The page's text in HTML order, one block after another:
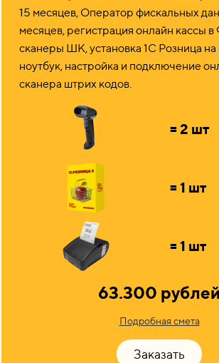
15 месяцев, Оператор фискальных
месяцев, регистрация онлайн кассы
сканеры ШК, установка 1С Розница
ноутбук, настройка и подключение
сканера штрих кодов.
= 2 шт
= 1 шт
= 1 шт
63.300 рублей
Подробная смета
Заказать